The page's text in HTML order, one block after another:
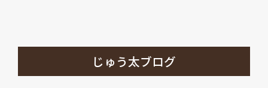
じゅう太ブログ